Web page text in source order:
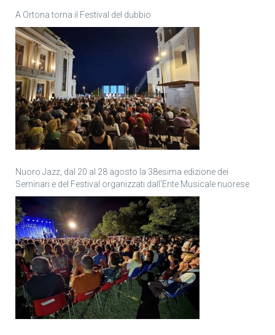
A Ortona torna il Festival del dubbio
Nuoro Jazz, dal 20 al 28 agosto la 38esima edizione dei
Seminari e del Festival organizzati dall’Ente Musicale nuorese